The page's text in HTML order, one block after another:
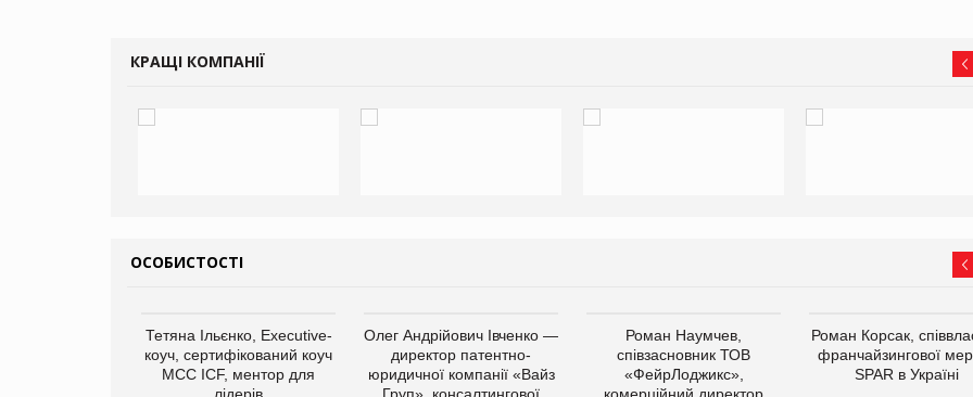
КРАЩІ КОМПАНІЇ
ОСОБИСТОСТІ
Тетяна Ільєнко, Executive-
коуч, сертифікований коуч
МСС ICF, ментор для
Олег Андрійович Івченко —
директор патентно-
юридичної компанії «Вайз
Роман Наумчев,
співзасновник ТОВ
«ФейрЛоджикс»,
Роман Корсак,
франчайзингової
SPAR в Україні